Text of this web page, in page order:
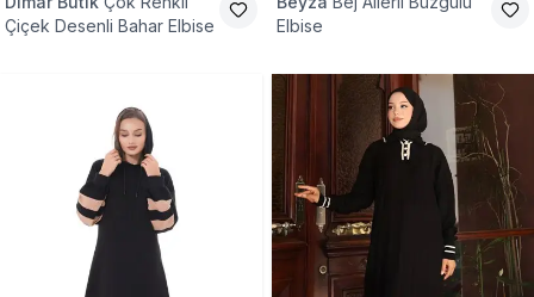
Çiçek Desenli Bahar Elbise
Elbise